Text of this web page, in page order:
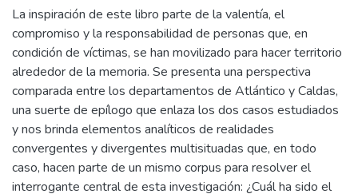
La inspiración de este libro parte de la valentía, el
compromiso y la responsabilidad de personas que, en
condición de víctimas, se han movilizado para hacer territorio
alrededor de la memoria. Se presenta una perspectiva
comparada entre los departamentos de Atlántico y Caldas,
una suerte de epílogo que enlaza los dos casos estudiados
y nos brinda elementos analíticos de realidades
convergentes y divergentes multisituadas que, en todo
caso, hacen parte de un mismo corpus para resolver el
interrogante central de esta investigación: ¿Cuál ha sido el